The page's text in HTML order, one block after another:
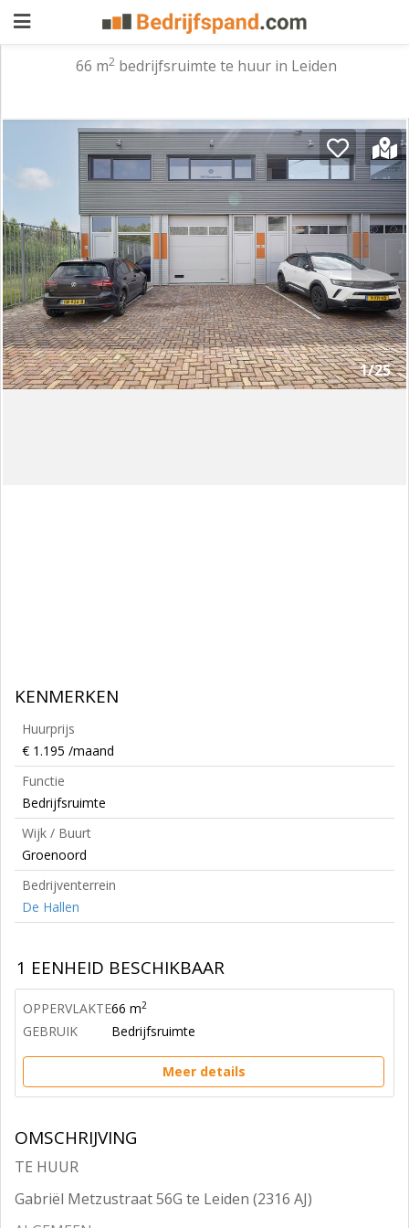
aanbieden
zoeken
Waarom
adverteren
Premium
adverteren
Blog
Registreren
Login
66 m2 bedrijfsruimte te huur in Leiden
1/25
KENMERKEN
Huurprijs
€ 1.195 /maand
Functie
Bedrijfsruimte
Wijk / Buurt
Groenoord
Bedrijventerrein
De Hallen
1 EENHEID BESCHIKBAAR
OPPERVLAKTE66 m2
GEBRUIK Bedrijfsruimte
Meer details
OMSCHRIJVING
TE HUUR
Gabriël Metzustraat 56G te Leiden (2316 AJ)